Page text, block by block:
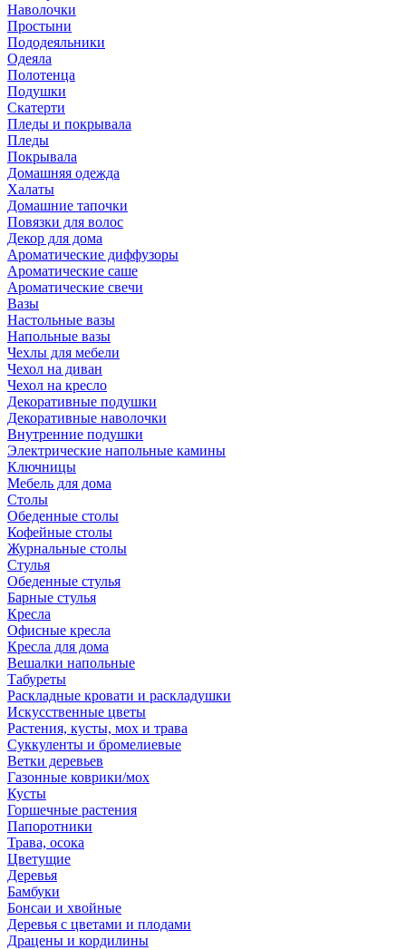
Наволочки
Простыни
Пододеяльники
Одеяла
Полотенца
Подушки
Скатерти
Пледы и покрывала
Пледы
Покрывала
Домашняя одежда
Халаты
Домашние тапочки
Повязки для волос
Декор для дома
Ароматические диффузоры
Ароматические саше
Ароматические свечи
Вазы
Настольные вазы
Напольные вазы
Чехлы для мебели
Чехол на диван
Чехол на кресло
Декоративные подушки
Декоративные наволочки
Внутренние подушки
Электрические напольные камины
Ключницы
Мебель для дома
Столы
Обеденные столы
Кофейные столы
Журнальные столы
Стулья
Обеденные стулья
Барные стулья
Кресла
Офисные кресла
Кресла для дома
Вешалки напольные
Табуреты
Раскладные кровати и раскладушки
Искусственные цветы
Растения, кусты, мох и трава
Суккуленты и бромелиевые
Ветки деревьев
Газонные коврики/мох
Кусты
Горшечные растения
Папоротники
Трава, осока
Цветущие
Деревья
Бамбуки
Бонсаи и хвойные
Деревья с цветами и плодами
Драцены и кордилины